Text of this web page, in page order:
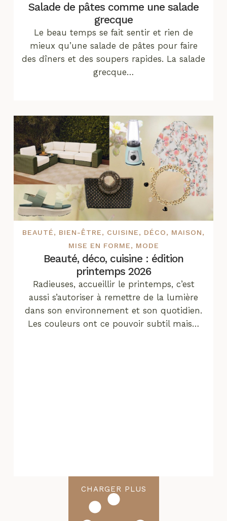
Salade de pâtes comme une salade
grecque
Le beau temps se fait sentir et rien de
mieux qu’une salade de pâtes pour faire
des dîners et des soupers rapides. La salade
grecque…
BEAUTÉ, BIEN-ÊTRE, CUISINE, DÉCO, MAISON,
MISE EN FORME, MODE
Beauté, déco, cuisine : édition
printemps 2026
Radieuses, accueillir le printemps, c’est
aussi s’autoriser à remettre de la lumière
dans son environnement et son quotidien.
Les couleurs ont ce pouvoir subtil mais…
CHARGER PLUS